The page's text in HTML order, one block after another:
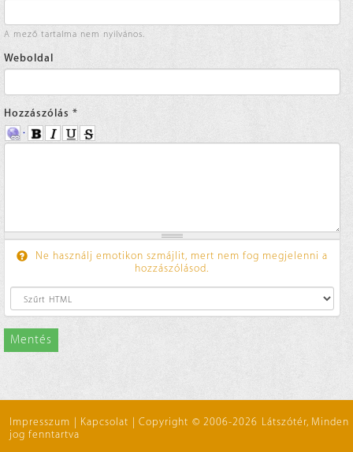
A mező tartalma nem nyilvános.
Weboldal
Hozzászólás *
Ne használj emotikon szmájlit, mert nem fog megjelenni a
hozzászólásod.
Mentés
Impresszum Kapcsolat
Copyright © 2006-2026 Látszótér, Minden
jog fenntartva